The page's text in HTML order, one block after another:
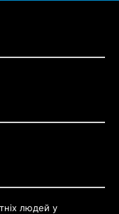
людей у